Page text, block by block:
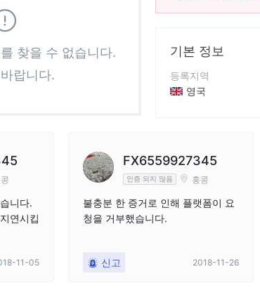
찾을 수 없습니다.
랍니다.
기본 정보
등록지역
영국
회사 전체 이름
FXPG
니다.
연시킵
11-05
FX6559927345
인증 되지 않음 홍콩
불충분 한 증거로 인해 플랫폼이 요
청을 거부했습니다.
신고 2018-11-26